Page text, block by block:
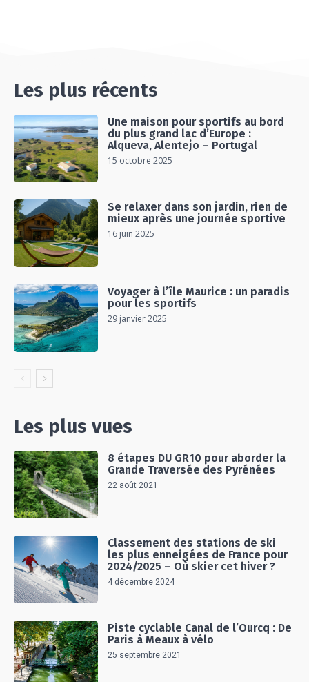
Les plus récents
Une maison pour sportifs au bord
du plus grand lac d’Europe :
Alqueva, Alentejo – Portugal
15 octobre 2025
Se relaxer dans son jardin, rien de
mieux après une journée sportive
16 juin 2025
Voyager à l’île Maurice : un paradis
pour les sportifs
29 janvier 2025
Les plus vues
8 étapes DU GR10 pour aborder la
Grande Traversée des Pyrénées
22 août 2021
Classement des stations de ski
les plus enneigées de France pour
2024/2025 – Où skier cet hiver ?
4 décembre 2024
Piste cyclable Canal de l’Ourcq : De
Paris à Meaux à vélo
25 septembre 2021